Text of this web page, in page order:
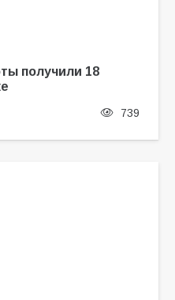
получили 18
739